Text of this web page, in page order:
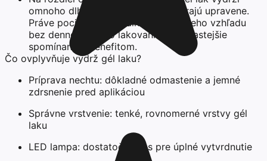
omnoho dlhšie a nechty stále vyzerajú upravene.
Práve pocit profesionálneho a sviežeho vzhľadu
bez dennodenného lakovania je najčastejšie
spomínaným benefitom.
Čo ovplyvňuje výdrž gél laku?
Príprava nechtu: dôkladné odmastenie a jemné
zdrsnenie pred aplikáciou
Správne vrstvenie: tenké, rovnomerné vrstvy gél
laku
LED lampa: dostatočný čas pre úplné vytvrdnutie